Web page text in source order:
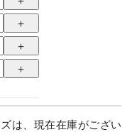
は、現在在庫がござい